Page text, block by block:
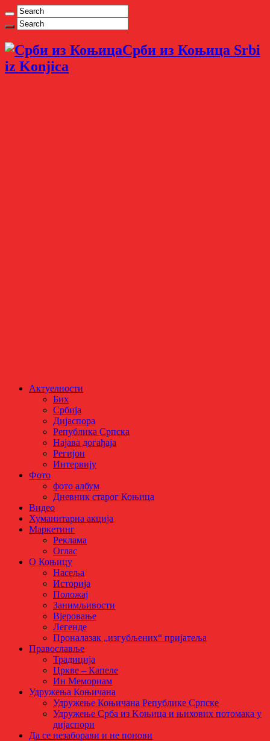
Срби из Коњица Srbi
iz Konjica
Актуелности
Бих
Србија
Дијаспора
Република Српска
Најава догађаја
Регијон
Интервију
Фото
фото албум
Дневник старог Коњица
Видео
Хуманитарна акција
Маркетинг
Реклама
Оглас
О Коњицу
Насеља
Историја
Положај
Занимљивости
Вјеровање
Легенде
Проналазак „изгубљених“ пријатеља
Православље
Традиција
Цркве – Капеле
Ин Мемориам
Удружења Коњичана
Удружење Коњичана Републике Српске
Удружење Срба из Kоњица и њихових потомака у
дијаспори
Да се незаборави и не понови